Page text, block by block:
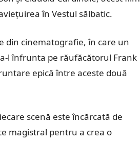
în Vestul sălbatic.
din cinematografie, în care un
l înfrunta pe răufăcătorul Frank
epică între aceste două
scenă este încărcată de
magistral pentru a crea o